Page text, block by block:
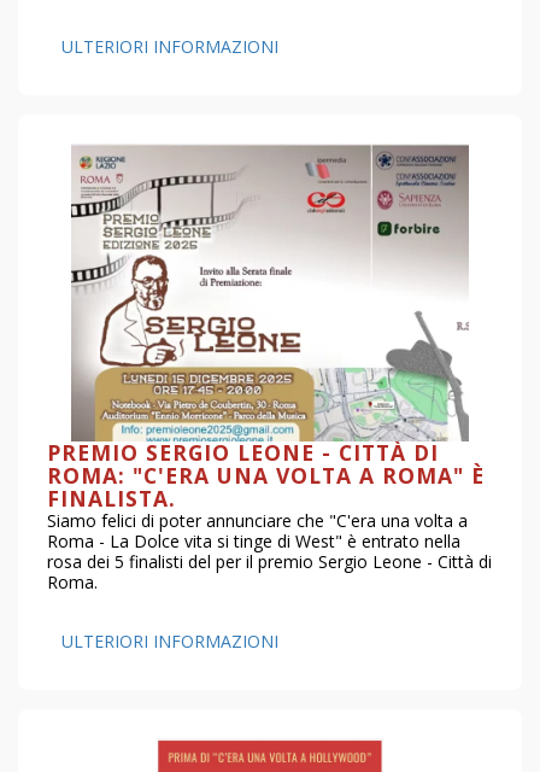
ULTERIORI INFORMAZIONI
PREMIO SERGIO LEONE - CITTÀ DI
ROMA: "C'ERA UNA VOLTA A ROMA" È
FINALISTA.
Siamo felici di poter annunciare che "C'era una volta a
Roma - La Dolce vita si tinge di West" è entrato nella
rosa dei 5 finalisti del per il premio Sergio Leone - Città di
Roma.
ULTERIORI INFORMAZIONI